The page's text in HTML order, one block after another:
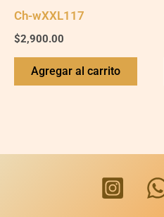
Ch-wXXL117
$2,900.00
Agregar al carrito